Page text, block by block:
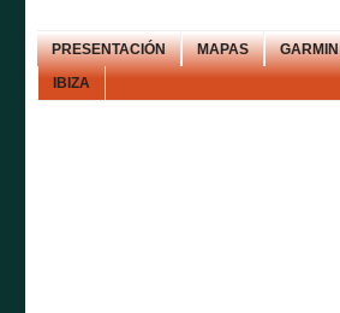
PRESENTACIÓN MAPAS GARMIN
IBIZA